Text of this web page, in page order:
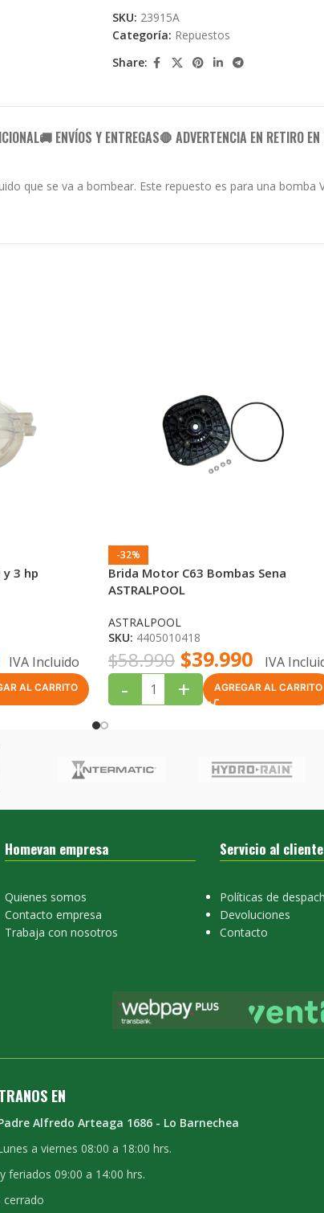
SKU: 23915A
Categoría: Repuestos
Share:
🚚 ENVÍOS Y ENTREGAS🛑 ADVERTENCIA EN RETIRO
que se va a bombear. Este repuesto es para una bomba
3 hp
IVA Incluido
AL CARRITO
-32%
Brida Motor C63 Bombas Sena
ASTRALPOOL
ASTRALPOOL
SKU: 4405010418
$58.990 $39.990 IVA
- + AGREGAR AL CARRITO
Homevan empresa
Quienes somos
Contacto empresa
Trabaja con nosotros
Servicio al cliente
Políticas de
Devoluciones
Contacto
EN
Alfredo Arteaga 1686 - Lo Barnechea
a viernes 08:00 a 18:00 hrs.
feriados 09:00 a 14:00 hrs.
cerrado